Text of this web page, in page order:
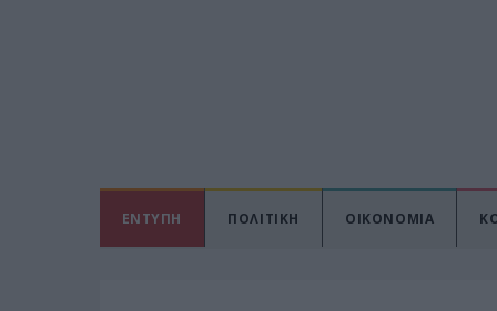
ΕΝΤΥΠΗ ΠΟΛΙΤΙΚΗ ΟΙΚΟΝΟΜΙΑ